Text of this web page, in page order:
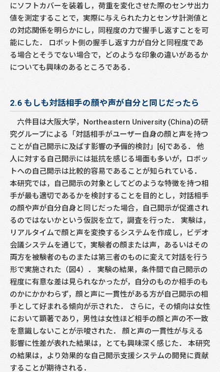
にソフトカバーを装着し，荷重を変化させた際のセンサ出力
値を測定することで，実際に与えられた力とセンサ計測値と
の対応関係を明らかにし，同程度の力で握手し返すことを可
能にした． ロボット側の握手し返す力が自分と同程度であ
る場合とそうでない場合で，どのような印象の違いがあるか
についても興味のあるところである．
2.6 もしも対話相手の顔や声が自分と同じだったら
六件目は大阪大学，Northeastern University (China)の研
究グループによる「対話相手がユーザー自身の顔と声を持つ
ことが自己開示に及ばす影響の予備的検討」[6]である． 他
人に対する自己開示には抵抗を感じる場面も多いが，ロボッ
トへの自己開示は比較的容易であることが知られている．
本研究では，自己開示の対象としてどのような特徴を持つ相
手が最も適切であるかを検討することを目的とし，対話相手
の顔や声が自分自身と同じだった場合，自己開示が促進され
るのではないかという仮説を立て，調査を行った． 実験は，
リアルタイムで顔と声を変換するシステムを作成し，ビデオ
会議システムを通じて，実験者の顔または声，あるいはその
両方を被験者のものまたは第三者のものに変えて対話を行う
形で実施された（図4）． 実験の結果，条件間で自己開示の
程度に有意な差は見られなかったが，自分のものか相手のも
のかにかかわらず，顔と声に一貫性がある方が自己開示の相
手として好まれる傾向が示された． さらに，その傾向は女性
において顕著であり，男性は女性ほど相手の顔と声の不一致
を意識しないことが示唆された． 顔と声の一貫性が与える
影響に性差が表れた結果は，とても興味深く感じた． 本研究
の結果は，より効果的な自己開示支援システムの開発に貢献
することが期待される．